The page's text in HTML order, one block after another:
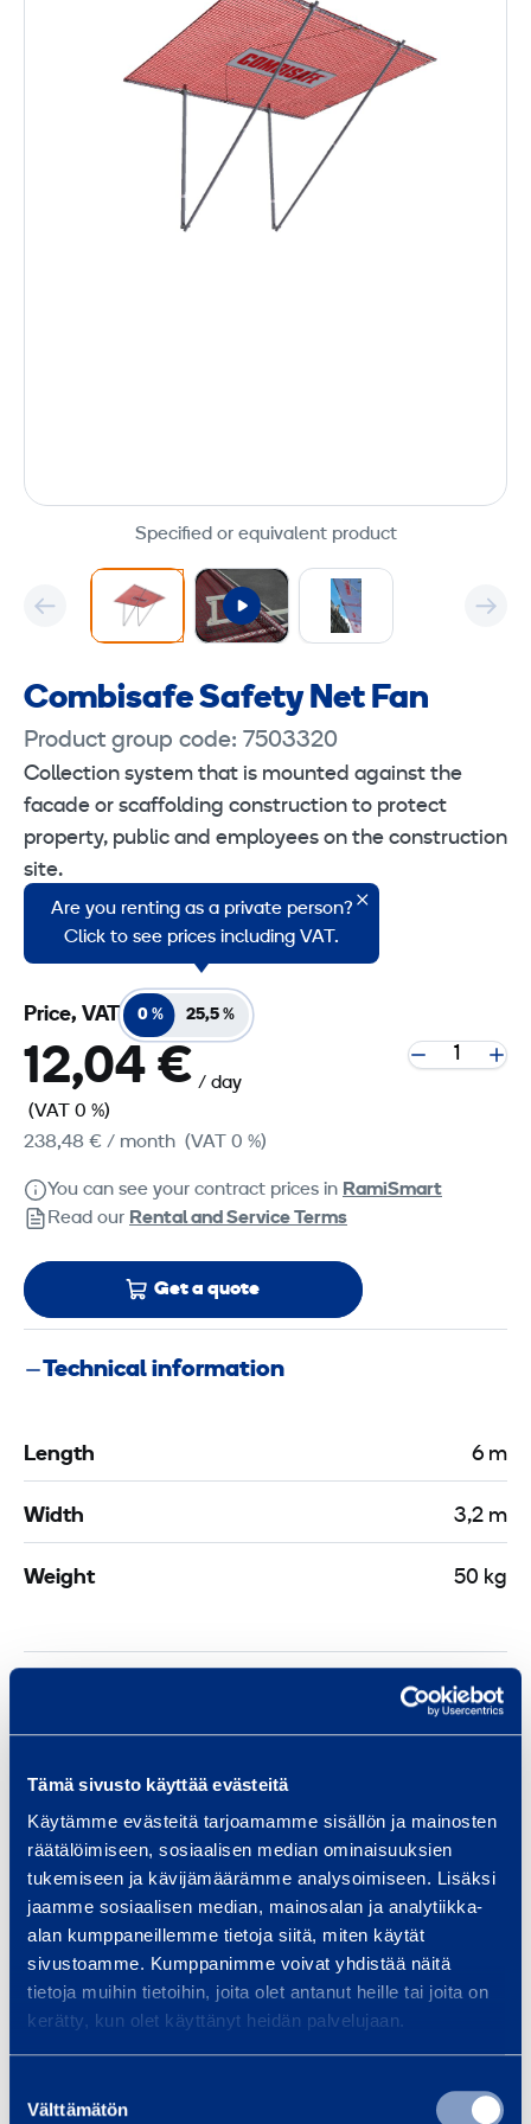
Tämä sivusto käyttää evästeitä
Käytämme evästeitä tarjoamamme sisällön ja mainosten
räätälöimiseen, sosiaalisen median ominaisuuksien
tukemiseen ja kävijämäärämme analysoimiseen. Lisäksi
jaamme sosiaalisen median, mainosalan ja analytiikka-
alan kumppaneillemme tietoja siitä, miten käytät
sivustoamme. Kumppanimme voivat yhdistää näitä
tietoja muihin tietoihin, joita olet antanut heille tai joita on
kerätty, kun olet käyttänyt heidän palvelujaan.
valinta
Välttämätön
Specified or equivalent product
Combisafe Safety Net Fan
Product group code: 7503320
Collection system that is mounted against the
facade or scaffolding construction to protect
property, public and employees on the construction
site.
Complies with EN 1263
Are you renting as a private person?
Click to see prices including VAT.
Price, VAT 0 % 25,5 %
12,04 € / day
(VAT 0 %)
238,48 € / month (VAT 0 %)
You can see your contract prices in RamiSmart
Read our Rental and Service Terms
Get a quote
Technical information
Length 6 m
Width 3,2 m
Weight 50 kg
Similar products
F
a
l
l
Fall Protection Net